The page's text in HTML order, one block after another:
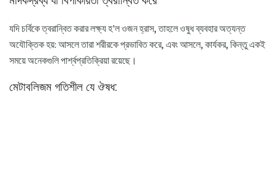
যদি চর্বিকে ত্বরান্বিত করার লক্ষ্য হ'ল ওজন হ্রাস, তাহলে ওষুধ ব্যবহার অত্যন্ত
অযৌক্তিক হয়: আসলে তারা শরীরকে প্রভাবিত করে, এবং আসলে, কার্যকর, কিন্তু একই
সময়ে অনেকগুলি পার্শ্বপ্রতিক্রিয়া রয়েছে।
মেটাবলিজম গতিশীল যে ঔষধ: